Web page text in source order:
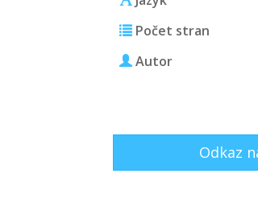
Počet stran
Autor
Odkaz